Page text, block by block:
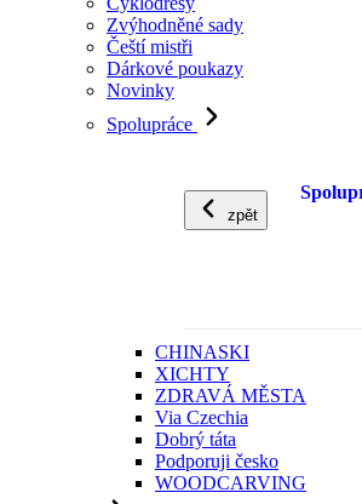
Zvýhodněné sady
Čeští mistři
Dárkové poukazy
Novinky
Spolupráce
zpět
CHINASKI
XICHTY
ZDRAVÁ MĚSTA
Via Czechia
Dobrý táta
Podporuji česko
WOODCARVING